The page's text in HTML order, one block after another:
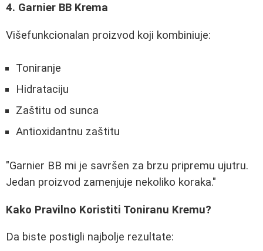
4. Garnier BB Krema
Višefunkcionalan proizvod koji kombiniuje:
Toniranje
Hidrataciju
Zaštitu od sunca
Antioxidantnu zaštitu
"Garnier BB mi je savršen za brzu pripremu ujutru.
Jedan proizvod zamenjuje nekoliko koraka."
Kako Pravilno Koristiti Toniranu Kremu?
Da biste postigli najbolje rezultate: